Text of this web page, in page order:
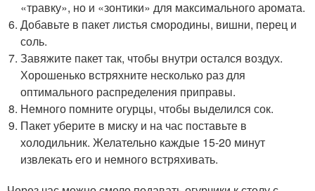
«травку», но и «зонтики» для максимального аромата.
Добавьте в пакет листья смородины, вишни, перец и
соль.
Завяжите пакет так, чтобы внутри остался воздух.
Хорошенько встряхните несколько раз для
оптимального распределения приправы.
Немного помните огурцы, чтобы выделился сок.
Пакет уберите в миску и на час поставьте в
холодильник. Желательно каждые 15-20 минут
извлекать его и немного встряхивать.